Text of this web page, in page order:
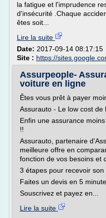
la fatigue et l'imprudence
d'insécurité .Chaque
êtes soit...
Lire la suite
Date: 2017-09-14 08:17:15
Site : https://
Assurpeople-
voiture en ligne
Êtes vous prêt à payer
Assurauto - Le low cost de
Enfin une assurance
!!
Assurauto, partenaire
meilleure offre en
fonction de vos besoins et
3 étapes pour recevoir
Faites un devis en 5
Souscrivez et payez en...
Lire la suite